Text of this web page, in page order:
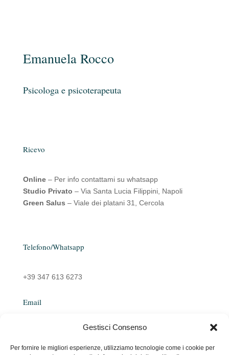
Gestisci Consenso
Per fornire le migliori esperienze, utilizziamo tecnologie come i cookie per
Emanuela Rocco
Psicologa e psicoterapeuta
Ricevo
Online– Per info contattami su whatsapp
Studio Privato – Via Santa Lucia Filippini, Napoli
Green Salus – Viale dei platani 31, Cercola
Telefono/Whatsapp
+39 347 613 6273
Email
emanuelarocco@yahoo.it